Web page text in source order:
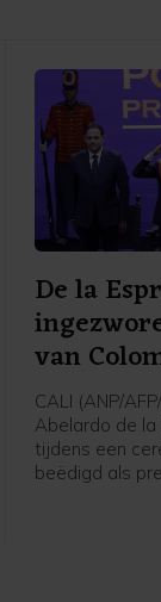
De la
van
CALI (ANP/
Abelardo de la
tijdens een
beëdigd als